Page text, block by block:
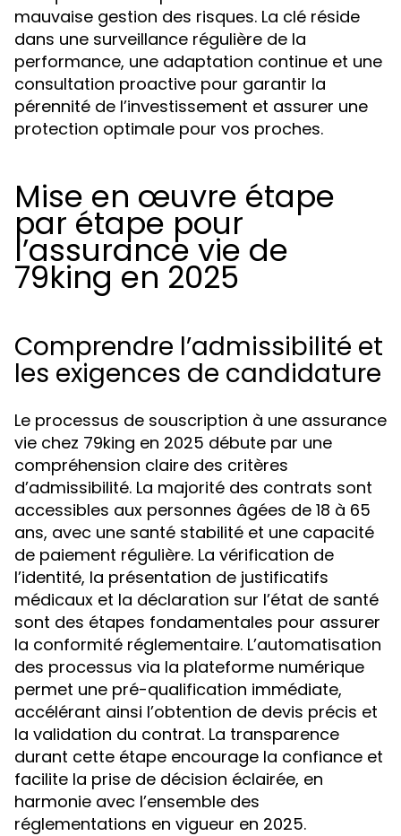
mauvaise gestion des risques. La clé réside
dans une surveillance régulière de la
performance, une adaptation continue et une
consultation proactive pour garantir la
pérennité de l’investissement et assurer une
protection optimale pour vos proches.
Mise en œuvre étape
par étape pour
l’assurance vie de
79king en 2025
Comprendre l’admissibilité et
les exigences de candidature
Le processus de souscription à une assurance
vie chez 79king en 2025 débute par une
compréhension claire des critères
d’admissibilité. La majorité des contrats sont
accessibles aux personnes âgées de 18 à 65
ans, avec une santé stabilité et une capacité
de paiement régulière. La vérification de
l’identité, la présentation de justificatifs
médicaux et la déclaration sur l’état de santé
sont des étapes fondamentales pour assurer
la conformité réglementaire. L’automatisation
des processus via la plateforme numérique
permet une pré-qualification immédiate,
accélérant ainsi l’obtention de devis précis et
la validation du contrat. La transparence
durant cette étape encourage la confiance et
facilite la prise de décision éclairée, en
harmonie avec l’ensemble des
réglementations en vigueur en 2025.